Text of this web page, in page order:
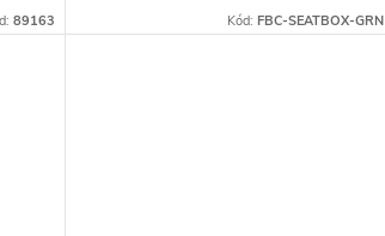
89163 Kód: FBC-SEATBOX-GRN